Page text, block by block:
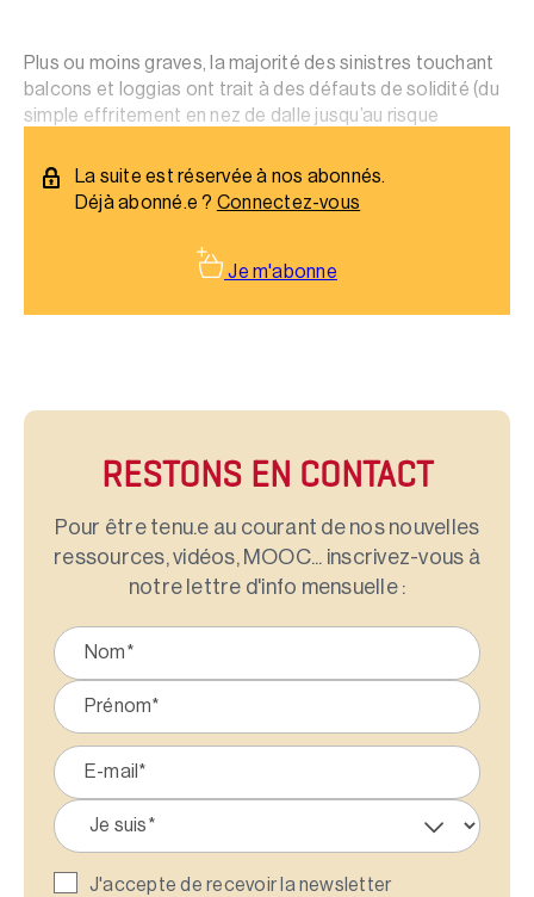
Plus ou moins graves, la majorité des sinistres touchant
balcons et loggias ont trait à des défauts de solidité (du
simple effritement en nez de dalle jusqu’au risque
La suite est réservée à nos abonnés.
Déjà abonné.e ? Connectez-vous
Je m'abonne
RESTONS EN CONTACT
Pour être tenu.e au courant de nos nouvelles
ressources, vidéos, MOOC... inscrivez-vous à
notre lettre d'info mensuelle :
J'accepte de recevoir la newsletter